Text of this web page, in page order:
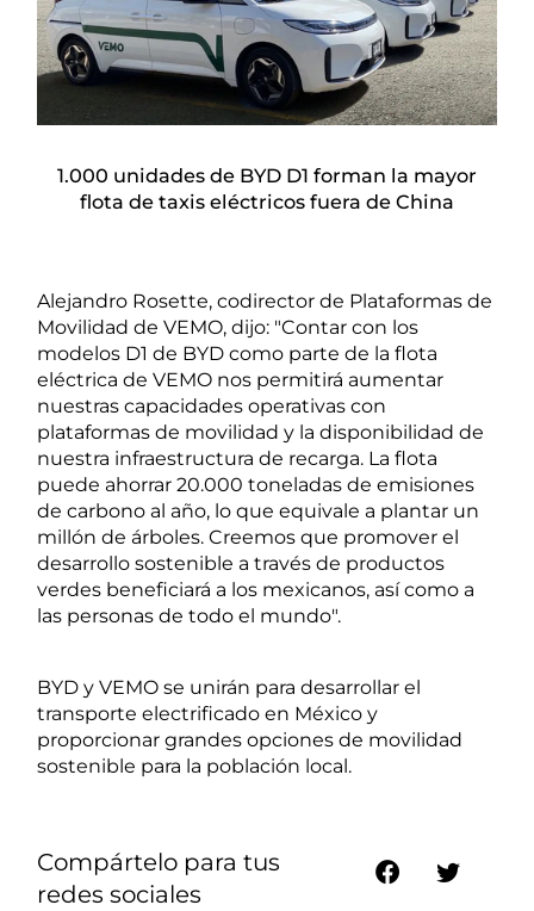
1.000 unidades de BYD D1 forman la mayor
flota de taxis eléctricos fuera de China
Alejandro Rosette, codirector de Plataformas de
Movilidad de VEMO, dijo: "Contar con los
modelos D1 de BYD como parte de la flota
eléctrica de VEMO nos permitirá aumentar
nuestras capacidades operativas con
plataformas de movilidad y la disponibilidad de
nuestra infraestructura de recarga. La flota
puede ahorrar 20.000 toneladas de emisiones
de carbono al año, lo que equivale a plantar un
millón de árboles. Creemos que promover el
desarrollo sostenible a través de productos
verdes beneficiará a los mexicanos, así como a
las personas de todo el mundo".
BYD y VEMO se unirán para desarrollar el
transporte electrificado en México y
proporcionar grandes opciones de movilidad
sostenible para la población local.
Compártelo para tus
redes sociales